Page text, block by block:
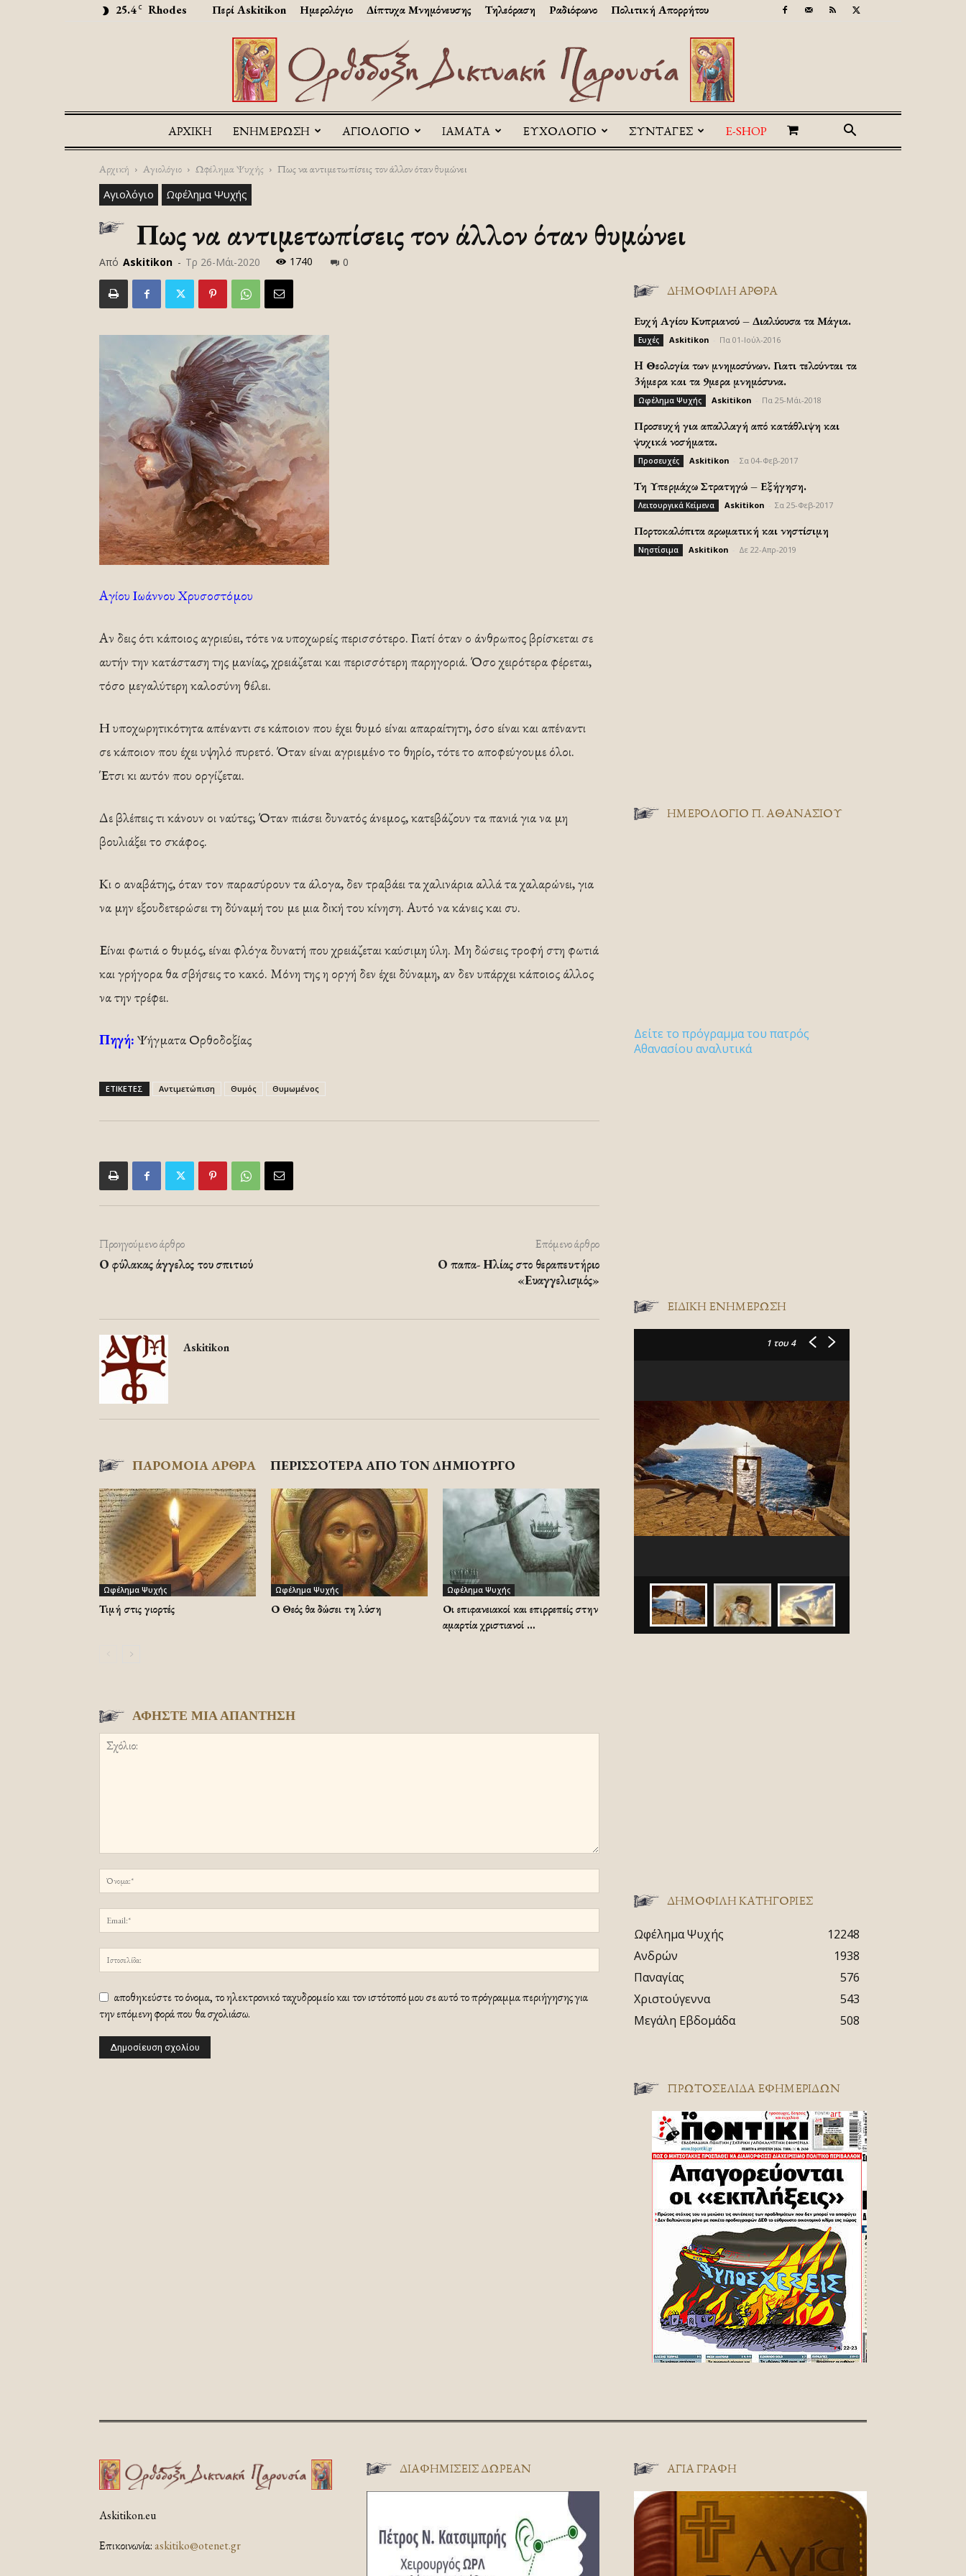
25.4 C Rhodes Περί Askitikon Ημερολόγιο Δίπτυχα Μνημόνευσης Τηλεόραση Ραδιόφωνο Πολιτική Απορρήτου
Askitikon
ΑΡΧΙΚΉ ΕΝΗΜΕΡΩΣΗ ΑΓΙΟΛΟΓΙΟ ΙΑΜΑΤΑ ΕΥΧΟΛΟΓΙΟ ΣΥΝΤΑΓΕΣ E-SHOP
Αρχική Αγιολόγιο Ωφέλημα Ψυχής Πως να αντιμετωπίσεις τον άλλον όταν θυμώνει
Αγιολόγιο Ωφέλημα Ψυχής
Πως να αντιμετωπίσεις τον άλλον όταν θυμώνει
Από Askitikon - Τρ 26-Μάι-2020 1740 0
Αγίου Ιωάννου Χρυσοστόμου
Αν δεις ότι κάποιος αγριεύει, τότε να υποχωρείς περισσότερο. Γιατί όταν ο άνθρωπος βρίσκεται σε
αυτήν την κατάσταση της μανίας, χρειάζεται και περισσότερη παρηγοριά. Όσο χειρότερα φέρεται,
τόσο μεγαλύτερη καλοσύνη θέλει.
Η υποχωρητικότητα απέναντι σε κάποιον που έχει θυμό είναι απαραίτητη, όσο είναι και απέναντι
σε κάποιον που έχει υψηλό πυρετό. Όταν είναι αγριεμένο το θηρίο, τότε το αποφεύγουμε όλοι.
Έτσι κι αυτόν που οργίζεται.
Δε βλέπεις τι κάνουν οι ναύτες; Όταν πιάσει δυνατός άνεμος, κατεβάζουν τα πανιά για να μη
βουλιάξει το σκάφος.
Κι ο αναβάτης, όταν τον παρασύρουν τα άλογα, δεν τραβάει τα χαλινάρια αλλά τα χαλαρώνει, για
να μην εξουδετερώσει τη δύναμή του με μια δική του κίνηση. Αυτό να κάνεις και συ.
Είναι φωτιά ο θυμός, είναι φλόγα δυνατή που χρειάζεται καύσιμη ύλη. Μη δώσεις τροφή στη φωτιά
και γρήγορα θα σβήσεις το κακό. Μόνη της η οργή δεν έχει δύναμη, αν δεν υπάρχει κάποιος άλλος
να την τρέφει.
Πηγή: Ψήγματα Ορθοδοξίας
ΕΤΙΚΕΤΕΣ Αντιμετώπιση Θυμός Θυμωμένος
Προηγούμενο άρθρο
Ο φύλακας άγγελος του σπιτιού
Επόμενο άρθρο
Ο παπα- Ηλίας στο θεραπευτήριο
«Ευαγγελισμός»
Askitikon
ΠΑΡΟΜΟΙΑ ΑΡΘΡΑ ΠΕΡΙΣΣΟΤΕΡΑ ΑΠΟ ΤΟΝ ΔΗΜΙΟΥΡΓΟ
Ωφέλημα Ψυχής
Τιμή στις γιορτές
Ωφέλημα Ψυχής
Ο Θεός θα δώσει τη λύση
Ωφέλημα Ψυχής
Οι επιφανειακοί και επιρρεπείς στην
αμαρτία χριστιανοί …
ΑΦΗΣΤΕ ΜΙΑ ΑΠΑΝΤΗΣΗ
αποθηκεύστε το όνομα, το ηλεκτρονικό ταχυδρομείο και τον ιστότοπό μου σε αυτό το πρόγραμμα περιήγησης για
την επόμενη φορά που θα σχολιάσω.
ΔΗΜΟΦΙΛΗ ΑΡΘΡΑ
Ευχή Αγίου Κυπριανού – Διαλύουσα τα Μάγια.
Ευχές Askitikon Πα 01-Ιούλ-2016
H Θεολογία των μνημοσύνων. Γιατι τελούνται τα
3ήμερα και τα 9μερα μνημόσυνα.
Ωφέλημα Ψυχής Askitikon Πα 25-Μάι-2018
Προσευχή για απαλλαγή από κατάθλιψη και
ψυχικά νοσήματα.
Προσευχές Askitikon Σα 04-Φεβ-2017
Τη Υπερμάχω Στρατηγώ – Εξήγηση.
Λειτουργικά Κείμενα Askitikon Σα 25-Φεβ-2017
Πορτοκαλόπιτα αρωματική και νηστίσιμη
Νηστίσιμα Askitikon Δε 22-Απρ-2019
ΗΜΕΡΟΛΟΓΙΟ Π. ΑΘΑΝΑΣΙΟΥ
Δείτε το πρόγραμμα του πατρός
Αθανασίου αναλυτικά
ΕΙΔΙΚΉ ΕΝΗΜΈΡΩΣΗ
1 του 4
ΔΗΜΟΦΙΛΗ ΚΑΤΗΓΟΡΙΕΣ
Ωφέλημα Ψυχής
12248
Ανδρών
1938
Παναγίας
576
Χριστούγεννα
543
Μεγάλη Εβδομάδα
508
ΠΡΩΤΟΣΈΛΙΔΑ ΕΦΗΜΕΡΊΔΩΝ
Askitikon.eu
Επικοινωνία:askitiko@otenet.gr
ΔΙΑΦΗΜΊΣΕΙΣ ΔΩΡΕΆΝ ΑΓΊΑ ΓΡΑΦΉ